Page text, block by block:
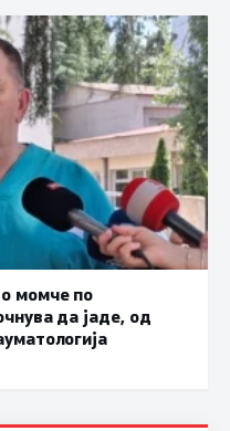
момче по
да јаде, од